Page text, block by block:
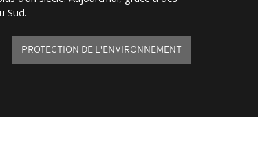
Sud.
PROTECTION DE L'ENVIRONNEMENT